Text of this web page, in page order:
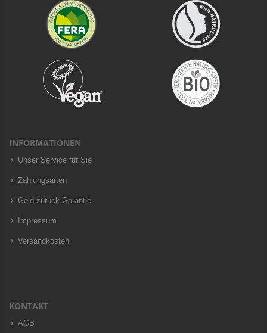
INFORMATIONEN
Unser Service für Sie
Zahlungsarten
Geld-zurück-Garantie
Impressum
Versandkosten
KONTAKT
AGB